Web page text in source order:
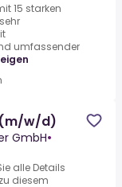
15 starken
umfassender
(m/w/d)
GmbH•
alle Details
diesem